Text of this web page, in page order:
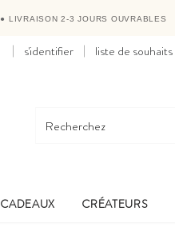
● LIVRAISON 2-3 JOURS OUVRABLES
s'identifier liste de souhaits
CADEAUX CRÉATEURS